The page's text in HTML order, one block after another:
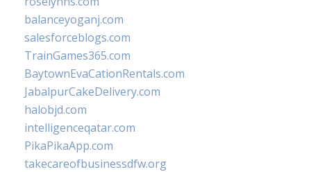
balanceyoganj.com
salesforceblogs.com
TrainGames365.com
BaytownEvaCationRentals.com
JabalpurCakeDelivery.com
halobjd.com
intelligenceqatar.com
PikaPikaApp.com
takecareofbusinessdfw.org